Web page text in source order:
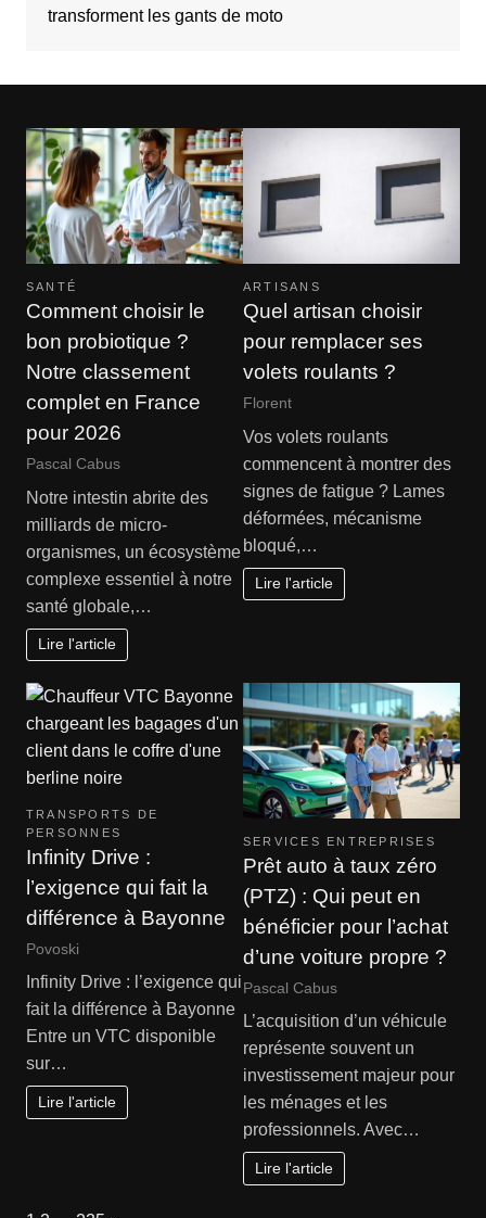
transforment les gants de moto
SANTÉ
Comment choisir le
bon probiotique ?
Notre classement
complet en France
pour 2026
Pascal Cabus
Notre intestin abrite des
milliards de micro-
organismes, un écosystème
complexe essentiel à notre
santé globale,…
Lire l'article
ARTISANS
Quel artisan choisir
pour remplacer ses
volets roulants ?
Florent
Vos volets roulants
commencent à montrer des
signes de fatigue ? Lames
déformées, mécanisme
bloqué,…
Lire l'article
TRANSPORTS DE
PERSONNES
Infinity Drive :
l’exigence qui fait la
différence à Bayonne
Povoski
Infinity Drive : l’exigence qui
fait la différence à Bayonne
Entre un VTC disponible
sur…
Lire l'article
SERVICES ENTREPRISES
Prêt auto à taux zéro
(PTZ) : Qui peut en
bénéficier pour l’achat
d’une voiture propre ?
Pascal Cabus
L’acquisition d’un véhicule
représente souvent un
investissement majeur pour
les ménages et les
professionnels. Avec…
Lire l'article